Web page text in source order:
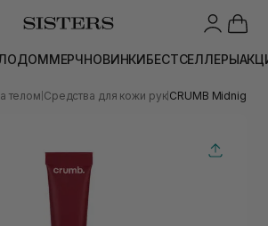
ДОММЕРЧНОВИНКИБЕСТСЕЛЛЕРЫ
телом Средства для кожи рук| CRUMB Midnight